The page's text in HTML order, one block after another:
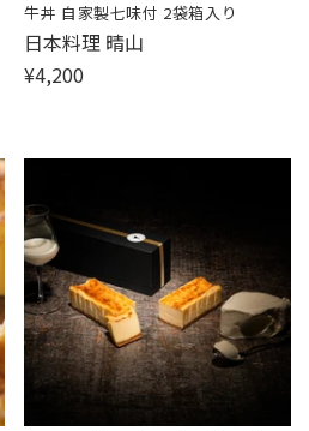
牛丼 自家製七味付 2袋箱入り
販
売
元:
日本料理 晴山
¥4,200